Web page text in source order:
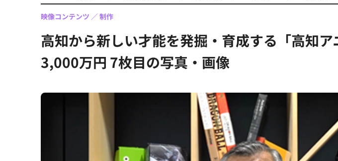
高知から新しい才能を発掘・育成する「高知
3,000万円 7枚目の写真・画像
映像コンテンツ 制作